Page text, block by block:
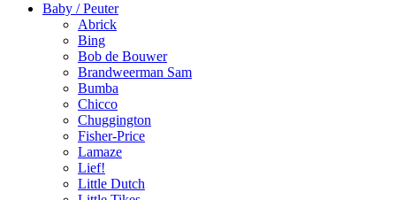
Baby / Peuter
Abrick
Bing
Bob de Bouwer
Brandweerman Sam
Bumba
Chicco
Chuggington
Fisher-Price
Lamaze
Lief!
Little Dutch